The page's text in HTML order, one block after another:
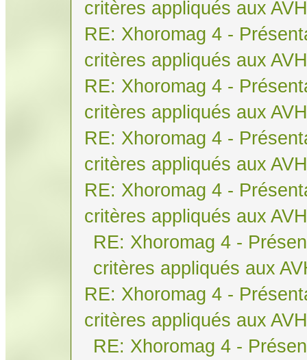
critères appliqués aux AVH
RE: Xhoromag 4 -
critères appliqués aux AVH
RE: Xhoromag 4 -
critères appliqués aux AVH
RE: Xhoromag 4 -
critères appliqués aux AVH
RE: Xhoromag 4 -
critères appliqués aux AVH
RE: Xhoromag 4 -
critères appliqués aux
RE: Xhoromag 4 -
critères appliqués aux AVH
RE: Xhoromag 4 -